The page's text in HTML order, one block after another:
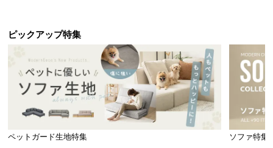
ピックアップ特集
ペットガード生地特集 ソファ特集